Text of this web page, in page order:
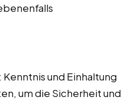
: Kenntnis und Einhaltung
um die Sicherheit und